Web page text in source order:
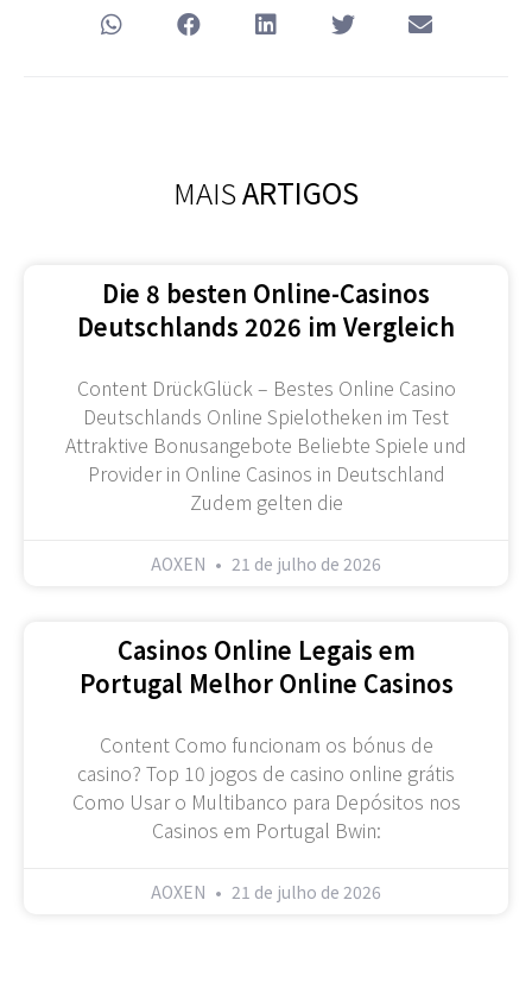
MAISARTIGOS
Die 8 besten Online-Casinos
Deutschlands 2026 im Vergleich
Content DrückGlück – Bestes Online Casino
Deutschlands Online Spielotheken im Test
Attraktive Bonusangebote Beliebte Spiele und
Provider in Online Casinos in Deutschland
Zudem gelten die
AOXEN 21 de julho de 2026
Casinos Online Legais em
Portugal Melhor Online Casinos
Content Como funcionam os bónus de
casino? Top 10 jogos de casino online grátis
Como Usar o Multibanco para Depósitos nos
Casinos em Portugal Bwin:
AOXEN 21 de julho de 2026